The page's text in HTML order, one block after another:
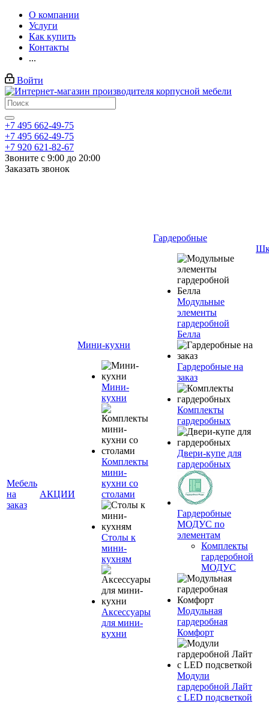
О компании
Услуги
Как купить
Контакты
...
Войти
+7 495 662-49-75
+7 495 662-49-75
+7 920 621-82-67
Звоните с 9:00 до 20:00
Заказать звонок
Мебель
на
заказ
АКЦИИ
Мини-кухни
Мини-
кухни
Комплекты
мини-
кухни со
столами
Столы к
мини-
кухням
Аксессуары
для мини-
кухни
Гардеробные
Модульные
элементы
гардеробной
Белла
Гардеробные на
заказ
Комплекты
гардеробных
Двери-купе для
гардеробных
Гардеробные
МОДУС по
элементам
Комплекты
гардеробной
МОДУС
Модульная
гардеробная
Комфорт
Модули
гардеробной Лайт
с LED подсветкой